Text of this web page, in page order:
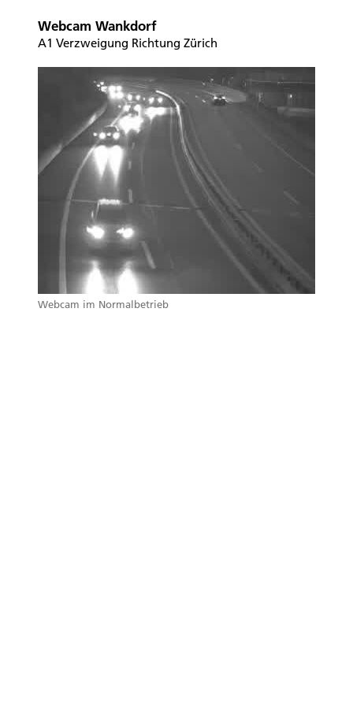
Webcam Wankdorf
A1 Verzweigung Richtung Zürich
Webcam im Normalbetrieb